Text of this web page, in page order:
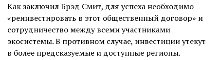
Как заключил Брэд Смит, для успеха необходимо
«реинвестировать в этот общественный договор» и
сотрудничество между всеми участниками
экосистемы. В противном случае, инвестиции утекут
в более предсказуемые и доступные регионы.